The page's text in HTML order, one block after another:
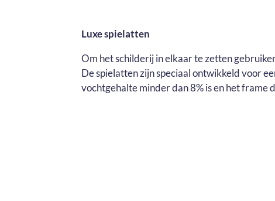
Luxe spielatten
Om het schilderij in elkaar te zetten
De spielatten zijn speciaal ontwikkeld voor
vochtgehalte minder dan 8% is en het frame